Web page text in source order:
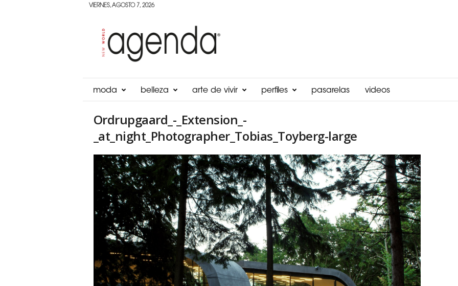
VIERNES, AGOSTO 7, 2026
Panama
moda belleza arte de vivir perfiles pasarelas videos
Ordrupgaard_-_Extension_-
_at_night_Photographer_Tobias_Toyberg-large